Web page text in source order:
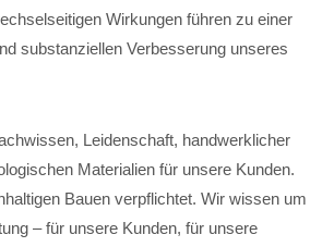
Wirkungen führen zu einer
substanziellen Verbesserung unseres
Leidenschaft, handwerklicher
Materialien für unsere Kunden.
Bauen verpflichtet. Wir wissen um
– für unsere Kunden, für unsere